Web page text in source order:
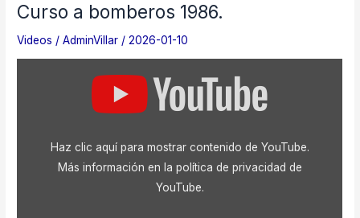
Curso a bomberos 1986.
Videos /AdminVillar /2026-01-10
Haz clic aquí para mostrar contenido de YouTube.
Más información en la política de privacidad de
YouTube.